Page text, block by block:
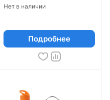
Нет в наличии
Подробнее